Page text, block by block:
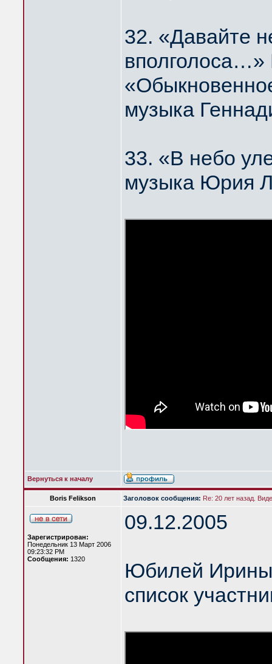
32. «Давайте
музыка
33. «В небо
музыка Юрия
Вернуться к началу
Boris Felikson Заголовок сообщения: Re: 20 лет назад.
Зарегистрирован:
Понедельник 13 Март 2006
09:23:32 PM
Сообщения: 1320
09.12.2005
Юбилей
список